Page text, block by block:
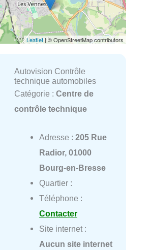
Leaflet| © OpenStreetMap contributors
Autovision Contrôle
technique automobiles
Catégorie : Centre de
contrôle technique
Adresse : 205 Rue
Radior, 01000
Bourg-en-Bresse
Quartier :
Téléphone :
Contacter
Site internet :
Aucun site internet